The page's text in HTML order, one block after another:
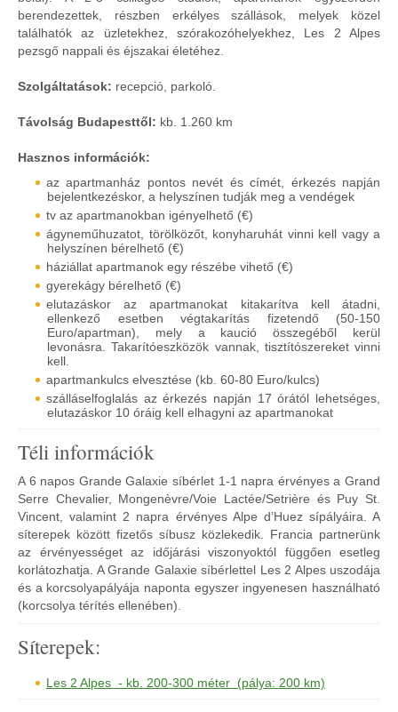
berendezettek, részben erkélyes szállások, melyek közel
találhatók az üzletekhez, szórakozóhelyekhez, Les 2 Alpes
pezsgő nappali és éjszakai életéhez.
Szolgáltatások: recepció, parkoló.
Távolság Budapesttől: kb. 1.260 km
Hasznos információk:
az apartmanház pontos nevét és címét, érkezés napján
bejelentkezéskor, a helyszínen tudják meg a vendégek
tv az apartmanokban igényelhető (€)
ágyneműhuzatot, törölközőt, konyharuhát vinni kell vagy a
helyszínen bérelhető (€)
háziállat apartmanok egy részébe vihető (€)
gyerekágy bérelhető (€)
elutazáskor az apartmanokat kitakarítva kell átadni,
ellenkező esetben végtakarítás fizetendő (50-150
Euro/apartman), mely a kaució összegéből kerül
levonásra. Takarítóeszközök vannak, tisztítószereket vinni
kell.
apartmankulcs elvesztése (kb. 60-80 Euro/kulcs)
szálláselfoglalás az érkezés napján 17 órától lehetséges,
elutazáskor 10 óráig kell elhagyni az apartmanokat
Téli információk
A 6 napos Grande Galaxie síbérlet 1-1 napra érvényes a Grand
Serre Chevalier, Mongenèvre/Voie Lactée/Setrière és Puy St.
Vincent, valamint 2 napra érvényes Alpe d’Huez sípályáira. A
síterepek között fizetős síbusz közlekedik. Francia partnerünk
az érvényességet az időjárási viszonyoktól függően esetleg
korlátozhatja. A Grande Galaxie síbérlettel Les 2 Alpes uszodája
és a korcsolyapályája naponta egyszer ingyenesen használható
(korcsolya térítés ellenében).
Síterepek:
Les 2 Alpes - kb. 200-300 méter (pálya: 200 km)